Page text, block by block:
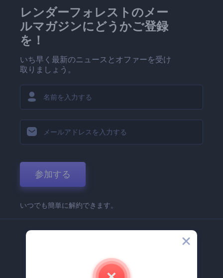
レンダーフォレストのメー
ルマガジンにどうかご登録
を！
いち早く最新のニュースとオファーを受け
取りましょう。
参加する
いつでも簡単に解約できます。
Renderforest 企業情報
お問い合わせ